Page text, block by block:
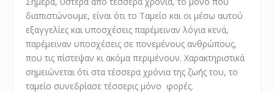
διαπιστώνουμε, είναι ότι το Ταμείο και οι μέσω αυτού
εξαγγελίες και υποσχέσεις παρέμειναν λόγια κενά,
παρέμειναν υποσχέσεις σε πονεμένους ανθρώπους,
που τις πίστεψαν κι ακόμα περιμένουν. Χαρακτηριστικά
σημειώνεται ότι στα τέσσερα χρόνια της ζωής του, το
ταμείο συνεδρίασε τέσσερις μόνο φορές.